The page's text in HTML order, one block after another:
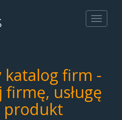
Toggle
katalog firm -
firmę, usługę
produkt